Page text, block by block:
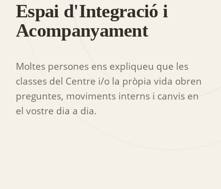
Espai d'Integració i
Acompanyament
Moltes persones ens expliqueu que les
classes del Centre i/o la pròpia vida obren
preguntes, moviments interns i canvis en
el vostre dia a dia.